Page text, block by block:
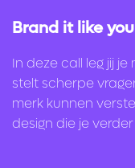
Brand it like
In deze call leg jij
stelt scherpe
merk kunnen
design die je